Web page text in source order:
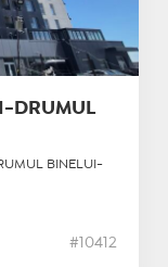
DRUMUL
BINELUI-
#10412